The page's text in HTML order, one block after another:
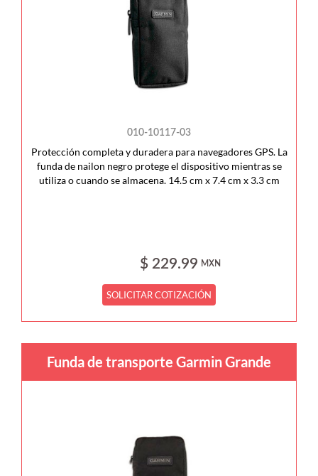
010-10117-03
Protección completa y duradera para navegadores GPS. La
funda de nailon negro protege el dispositivo mientras se
utiliza o cuando se almacena. 14.5 cm x 7.4 cm x 3.3 cm
$ 229.99 MXN
SOLICITAR COTIZACIÓN
Funda de transporte Garmin Grande